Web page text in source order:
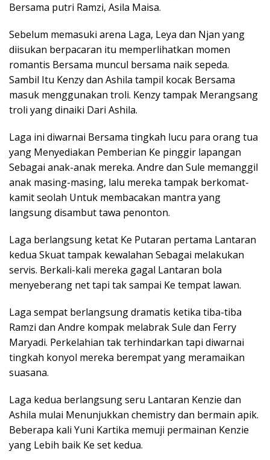
Bersama putri Ramzi, Asila Maisa.
Sebelum memasuki arena Laga, Leya dan Njan yang
diisukan berpacaran itu memperlihatkan momen
romantis Bersama muncul bersama naik sepeda.
Sambil Itu Kenzy dan Ashila tampil kocak Bersama
masuk menggunakan troli. Kenzy tampak Merangsang
troli yang dinaiki Dari Ashila.
Laga ini diwarnai Bersama tingkah lucu para orang tua
yang Menyediakan Pemberian Ke pinggir lapangan
Sebagai anak-anak mereka. Andre dan Sule memanggil
anak masing-masing, lalu mereka tampak berkomat-
kamit seolah Untuk membacakan mantra yang
langsung disambut tawa penonton.
Laga berlangsung ketat Ke Putaran pertama Lantaran
kedua Skuat tampak kewalahan Sebagai melakukan
servis. Berkali-kali mereka gagal Lantaran bola
menyeberang net tapi tak sampai Ke tempat lawan.
Laga sempat berlangsung dramatis ketika tiba-tiba
Ramzi dan Andre kompak melabrak Sule dan Ferry
Maryadi. Perkelahian tak terhindarkan tapi diwarnai
tingkah konyol mereka berempat yang meramaikan
suasana.
Laga kedua berlangsung seru Lantaran Kenzie dan
Ashila mulai Menunjukkan chemistry dan bermain apik.
Beberapa kali Yuni Kartika memuji permainan Kenzie
yang Lebih baik Ke set kedua.